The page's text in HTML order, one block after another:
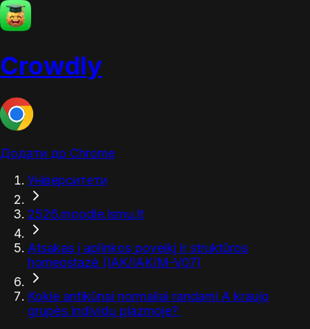
Crowdly
Додати до Chrome
Університети
2526.moodle.lsmu.lt
Atsakas į aplinkos poveikį ir struktūros
homeostazė (IAK/IAK/M-V07)
Kokie antikūnai normaliai randami A kraujo
grupės individų plazmoje?